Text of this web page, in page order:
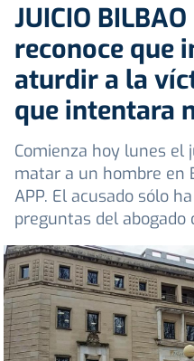
JUICIO
reconoce que
aturdir a la
que intentara
Comienza hoy lunes el
matar a un hombre en
APP. El acusado sólo
preguntas del abogado